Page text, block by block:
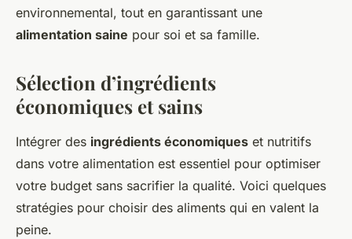
environnemental, tout en garantissant une
alimentation saine pour soi et sa famille.
Sélection d’ingrédients
économiques et sains
Intégrer des ingrédients économiques et nutritifs
dans votre alimentation est essentiel pour optimiser
votre budget sans sacrifier la qualité. Voici quelques
stratégies pour choisir des aliments qui en valent la
peine.